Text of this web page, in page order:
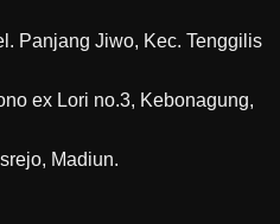
Panjang Jiwo, Kec. Tenggilis
ex Lori no.3, Kebonagung,
Madiun.